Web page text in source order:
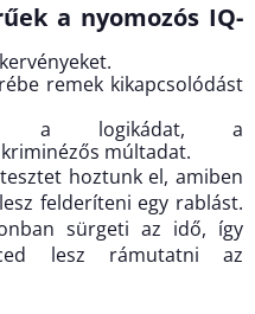
a nyomozós IQ-
remek kikapcsolódást
a logikádat, a
múltadat.
hoztunk el, amiben
felderíteni egy rablást.
sürgeti az idő, így
lesz rámutatni az